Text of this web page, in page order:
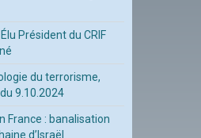
Président du CRIF
du terrorisme,
9.10.2024
France : banalisation
d’Israël